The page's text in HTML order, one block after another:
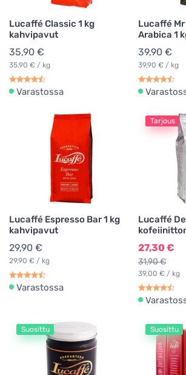
Maustamattomat pikakahvit 1
Kahvi retkellä 1
Suodatinkahvipavut
Kahvikoneet ESE-podeille 1
Lucaffé Classic 1 kg
kahvipavut
35,90 €
35,90 € / kg
Varastossa
Lucaffé
Arabica 1
39,90 €
39,90 € / kg
Lucaffé Espresso Bar 1 kg
kahvipavut
29,90 €
29,90 € / kg
Varastossa
Tarjous
Lucaffé
27,30 €
31,90 €
39,00 € / kg
Suosittu Suosittu